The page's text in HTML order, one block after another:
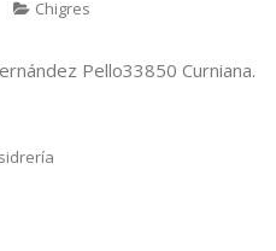
Chigres
Pello33850 Curniana.
sidrería